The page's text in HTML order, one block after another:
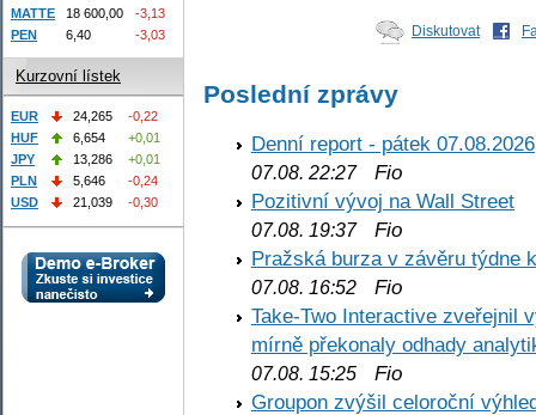
Diskutovat
Poslední zprávy
Denní report - pátek 07.08.2026
07.08. 22:27Fio
Pozitivní vývoj na Wall Street
07.08. 19:37Fio
Pražská burza v závěru týdne
07.08. 16:52 Fio
Take-Two Interactive zveřejnil
mírně překonaly odhady
07.08. 15:25 Fio
Groupon zvýšil celoroční
MATTE
18 600,00
-3,13
PEN
6,40 -3,03
Kurzovní lístek
EUR 24,265
-0,22
HUF
6,654
+0,01
JPY
13,286
+0,01
PLN
5,646
-0,24
USD
21,039 -0,30